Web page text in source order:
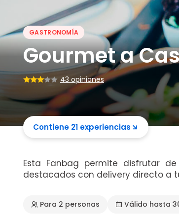
GASTRONOMÍA
Gourmet a
43 opiniones
Contiene 21 experiencias
Esta Fanbag permite disfrutar
destacados con delivery directo a
Para 2 personas Válido hasta